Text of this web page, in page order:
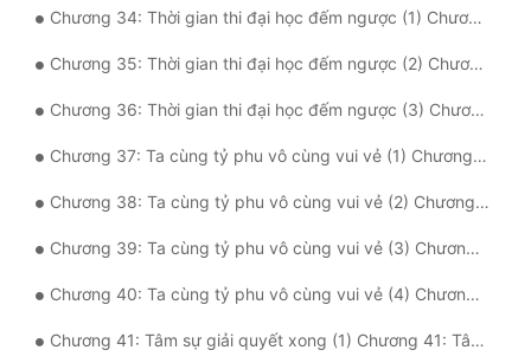
Chương 34: Thời gian thi đại học đếm ngược (1) Chương 34: Thời gian thi đại học đếm ngược (1)
Chương 35: Thời gian thi đại học đếm ngược (2) Chương 35: Thời gian thi đại học đếm ngược (2)
Chương 36: Thời gian thi đại học đếm ngược (3) Chương 36: Thời gian thi đại học đếm ngược (3)
Chương 37: Ta cùng tỷ phu vô cùng vui vẻ (1) Chương 37: Ta cùng tỷ phu vô cùng vui vẻ (1)
Chương 38: Ta cùng tỷ phu vô cùng vui vẻ (2) Chương 38: Ta cùng tỷ phu vô cùng vui vẻ (2)
Chương 39: Ta cùng tỷ phu vô cùng vui vẻ (3) Chương 39: Ta cùng tỷ phu vô cùng vui vẻ (3)
Chương 40: Ta cùng tỷ phu vô cùng vui vẻ (4) Chương 40: Ta cùng tỷ phu vô cùng vui vẻ (4)
Chương 41: Tâm sự giải quyết xong (1) Chương 41: Tâm sự giải quyết xong (1)